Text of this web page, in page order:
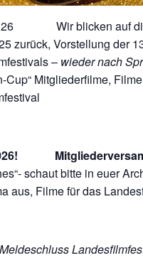
Wir blicken auf die
zurück, Vorstellung der
– wieder nach
Cup“ Mitgliederfilme,
schaut bitte in euer
aus, Filme für das